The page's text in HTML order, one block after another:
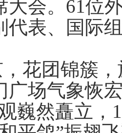
大会。61位
代表、国际
花团锦簇
广场气象恢
巍然矗立，